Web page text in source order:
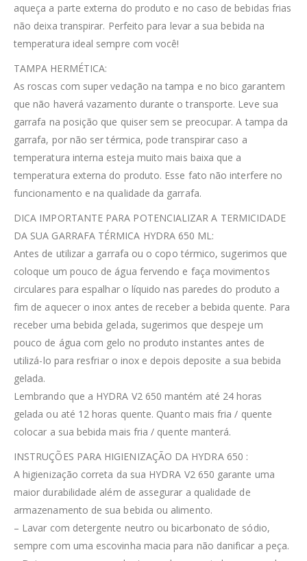
aqueça a parte externa do produto e no caso de bebidas frias
não deixa transpirar. Perfeito para levar a sua bebida na
temperatura ideal sempre com você!
TAMPA HERMÉTICA:
As roscas com super vedação na tampa e no bico garantem
que não haverá vazamento durante o transporte. Leve sua
garrafa na posição que quiser sem se preocupar. A tampa da
garrafa, por não ser térmica, pode transpirar caso a
temperatura interna esteja muito mais baixa que a
temperatura externa do produto. Esse fato não interfere no
funcionamento e na qualidade da garrafa.
DICA IMPORTANTE PARA POTENCIALIZAR A TERMICIDADE
DA SUA GARRAFA TÉRMICA HYDRA 650 ML:
Antes de utilizar a garrafa ou o copo térmico, sugerimos que
coloque um pouco de água fervendo e faça movimentos
circulares para espalhar o líquido nas paredes do produto a
fim de aquecer o inox antes de receber a bebida quente. Para
receber uma bebida gelada, sugerimos que despeje um
pouco de água com gelo no produto instantes antes de
utilizá-lo para resfriar o inox e depois deposite a sua bebida
gelada.
Lembrando que a HYDRA V2 650 mantém até 24 horas
gelada ou até 12 horas quente. Quanto mais fria / quente
colocar a sua bebida mais fria / quente manterá.
INSTRUÇÕES PARA HIGIENIZAÇÃO DA HYDRA 650 :
A higienização correta da sua HYDRA V2 650 garante uma
maior durabilidade além de assegurar a qualidade de
armazenamento de sua bebida ou alimento.
– Lavar com detergente neutro ou bicarbonato de sódio,
sempre com uma escovinha macia para não danificar a peça.